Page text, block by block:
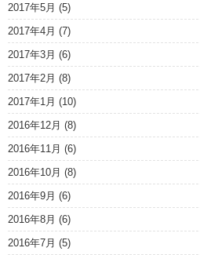
2017年5月 (5)
2017年4月 (7)
2017年3月 (6)
2017年2月 (8)
2017年1月 (10)
2016年12月 (8)
2016年11月 (6)
2016年10月 (8)
2016年9月 (6)
2016年8月 (6)
2016年7月 (5)